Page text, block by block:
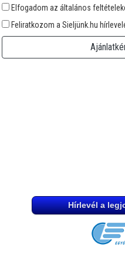
Elfogadom az általános
Feliratkozom a Sieljünk.hu
Hírlevél a